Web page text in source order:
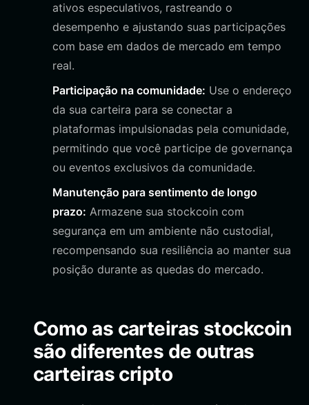
ativos especulativos, rastreando o
desempenho e ajustando suas participações
com base em dados de mercado em tempo
real.
Participação na comunidade: Use o endereço
da sua carteira para se conectar a
plataformas impulsionadas pela comunidade,
permitindo que você participe de governança
ou eventos exclusivos da comunidade.
Manutenção para sentimento de longo
prazo: Armazene sua stockcoin com
segurança em um ambiente não custodial,
recompensando sua resiliência ao manter sua
posição durante as quedas do mercado.
Como as carteiras stockcoin
são diferentes de outras
carteiras cripto